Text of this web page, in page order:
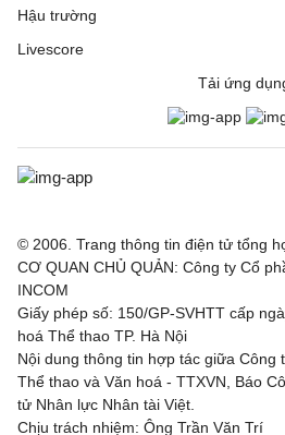
Cúp quốc gia Brazil,
Fluminense 1 - 3
Fortaleza 3 - 2
Giao hữu, Hôm
Al-Ain
Hậu trường
Livescore
Tải ứng
© 2006. Trang thông tin điện tử tổng
CƠ QUAN CHỦ QUẢN: Công ty Cổ
INCOM
Giấy phép số: 150/GP-SVHTT cấp
hoá Thể thao TP. Hà Nội
Nội dung thông tin hợp tác giữa Công
Thể thao và Văn hoá - TTXVN, Báo
tử Nhân lực Nhân tài Việt.
Chịu trách nhiệm: Ông Trần Văn Trí